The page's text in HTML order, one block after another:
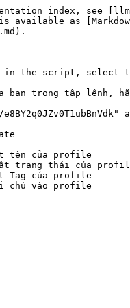
index, see
available as
the script, select
tên của profile
trạng thái của
Tag của profile